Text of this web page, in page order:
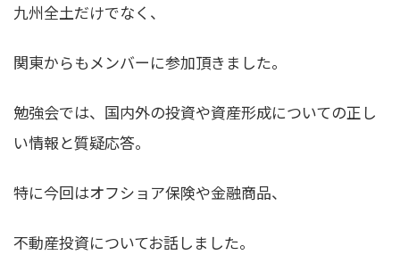
九州全土だけでなく、
関東からもメンバーに参加頂きました。
勉強会では、国内外の投資や資産形成についての正し
い情報と質疑応答。
特に今回はオフショア保険や金融商品、
不動産投資についてお話しました。